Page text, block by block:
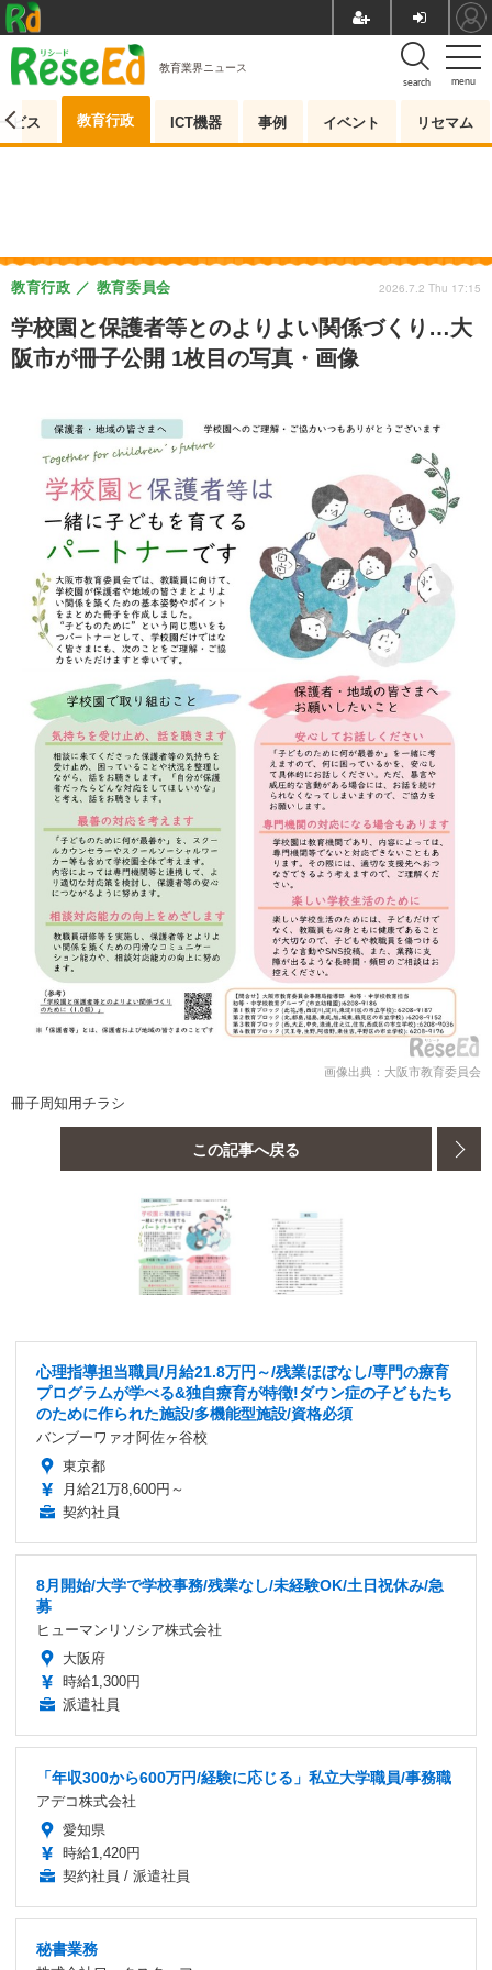
menu
search
教育業界ニュース
ビス 教育行政 ICT機器 事例 イベント リセマム
学校園と保護者等とのよりよい関係づくり…大
阪市が冊子公開 1枚目の写真・画像
教育行政 教育委員会 2026.7.2 Thu 17:15
画像出典：大阪市教育委員会
冊子周知用チラシ
この記事へ戻る
心理指導担当職員/月給21.8万円～/残業ほぼなし/専門の療育
プログラムが学べる&独自療育が特徴!ダウン症の子どもたち
のために作られた施設/多機能型施設/資格必須
バンブーワァオ阿佐ヶ谷校
東京都
月給21万8,600円～
契約社員
8月開始/大学で学校事務/残業なし/未経験OK/土日祝休み/急
募
ヒューマンリソシア株式会社
大阪府
時給1,300円
派遣社員
「年収300から600万円/経験に応じる」私立大学職員/事務職
アデコ株式会社
愛知県
時給1,420円
契約社員 / 派遣社員
秘書業務